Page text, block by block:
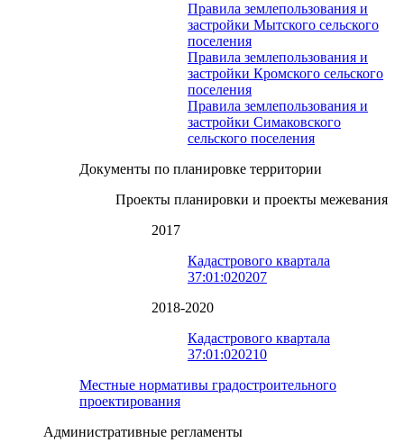
Правила землепользования и
застройки Мытского сельского
поселения
Правила землепользования и
застройки Кромского сельского
поселения
Правила землепользования и
застройки Симаковского
сельского поселения
Документы по планировке территории
Проекты планировки и проекты межевания
2017
Кадастрового квартала
37:01:020207
2018-2020
Кадастрового квартала
37:01:020210
Местные нормативы градостроительного
проектирования
Административные регламенты